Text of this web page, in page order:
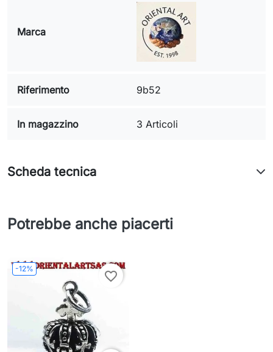
Marca
Riferimento 9b52
In magazzino 3 Articoli
Scheda tecnica
Potrebbe anche piacerti
-12%
favorite_border